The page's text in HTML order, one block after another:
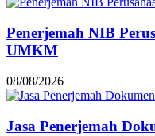
Penerjemah NIB
UMKM
08/08/2026
Jasa Penerjemah